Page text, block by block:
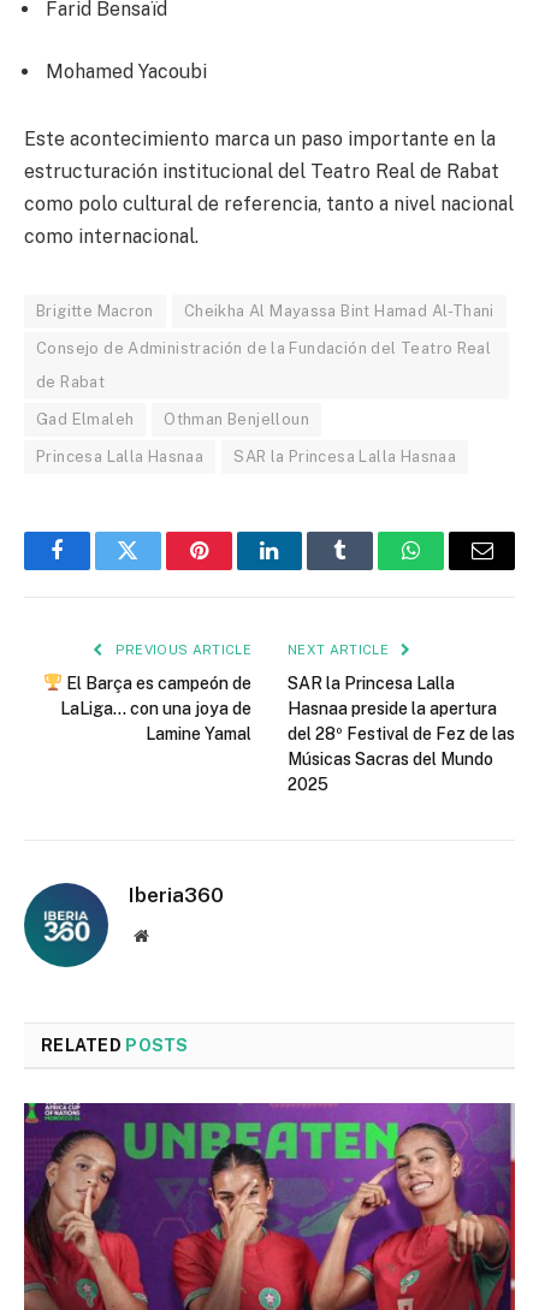
Farid Bensaïd
Mohamed Yacoubi
Este acontecimiento marca un paso importante en la
estructuración institucional del Teatro Real de Rabat
como polo cultural de referencia, tanto a nivel nacional
como internacional.
Brigitte Macron Cheikha Al Mayassa Bint Hamad Al-Thani
Consejo de Administración de la Fundación del Teatro Real
de Rabat
Gad Elmaleh Othman Benjelloun
Princesa Lalla Hasnaa SAR la Princesa Lalla Hasnaa
FacebookTwitter PinterestLinkedInTumblr WhatsAppEmail
PREVIOUS ARTICLE
El Barça es campeón de
LaLiga… con una joya de
Lamine Yamal
NEXT ARTICLE
SAR la Princesa Lalla
Hasnaa preside la apertura
del 28º Festival de Fez de las
Músicas Sacras del Mundo
2025
Iberia360
Website
RELATED POSTS